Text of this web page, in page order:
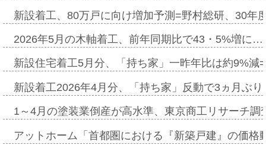
新設着工、80万戸に向け増加予測=野村総研、30年
2026年5月の木軸着工、前年同期比で43・5%増に…
新設住宅着工5月分、「持ち家」一昨年比は約9%
新設着工2026年4月分、「持ち家」反動で3ヵ月ぶ
1～4月の塗装業倒産が高水準、東京商工リサーチ
アットホーム「首都圏における『新築戸建』の価